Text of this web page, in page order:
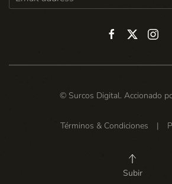
© Surcos Digital. Accionado
Términos & Condiciones |
Subir